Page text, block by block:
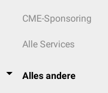
CME-Sponsoring
Alle Services
Alles andere